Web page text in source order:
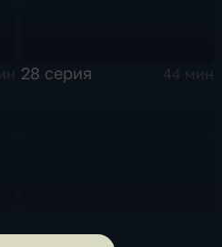
28 серия